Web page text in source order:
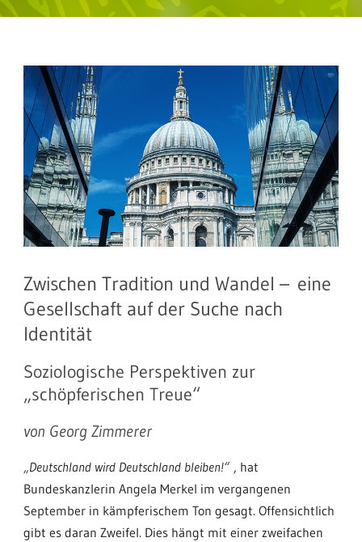
Zwischen Tradition und Wandel – eine
Gesellschaft auf der Suche nach
Identität
Soziologische Perspektiven zur
„schöpferischen Treue“
von Georg Zimmerer
„Deutschland wird Deutschland bleiben!“ , hat
Bundeskanzlerin Angela Merkel im vergangenen
September in kämpferischem Ton gesagt. Offensichtlich
gibt es daran Zweifel. Dies hängt mit einer zweifachen